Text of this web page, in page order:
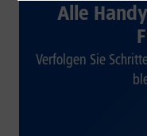
Alle
Verfolgen Sie